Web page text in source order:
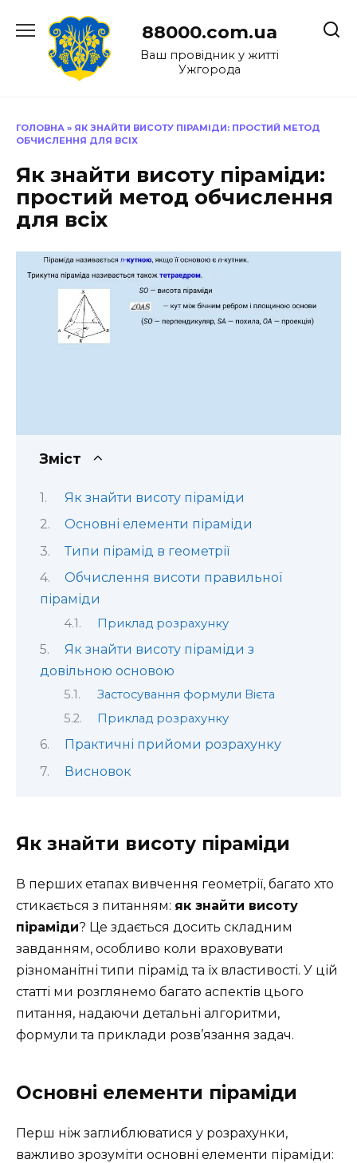
до
88000.com.ua
Ваш провідник у житті
Ужгорода
ГОЛОВНА » ЯК ЗНАЙТИ ВИСОТУ ПІРАМІДИ: ПРОСТИЙ МЕТОД
ОБЧИСЛЕННЯ ДЛЯ ВСІХ
Як знайти висоту піраміди:
простий метод обчислення
для всіх
Зміст
Як знайти висоту піраміди
Основні елементи піраміди
Типи пірамід в геометрії
Обчислення висоти правильної
піраміди
Приклад розрахунку
Як знайти висоту піраміди з
довільною основою
Застосування формули Вієта
Приклад розрахунку
Практичні прийоми розрахунку
Висновок
Як знайти висоту піраміди
В перших етапах вивчення геометрії, багато хто
стикається з питанням: як знайти висоту
піраміди? Це здається досить складним
завданням, особливо коли враховувати
різноманітні типи пірамід та їх властивості. У цій
статті ми розглянемо багато аспектів цього
питання, надаючи детальні алгоритми,
формули та приклади розв’язання задач.
Основні елементи піраміди
Перш ніж заглиблюватися у розрахунки,
важливо зрозуміти основні елементи піраміди: